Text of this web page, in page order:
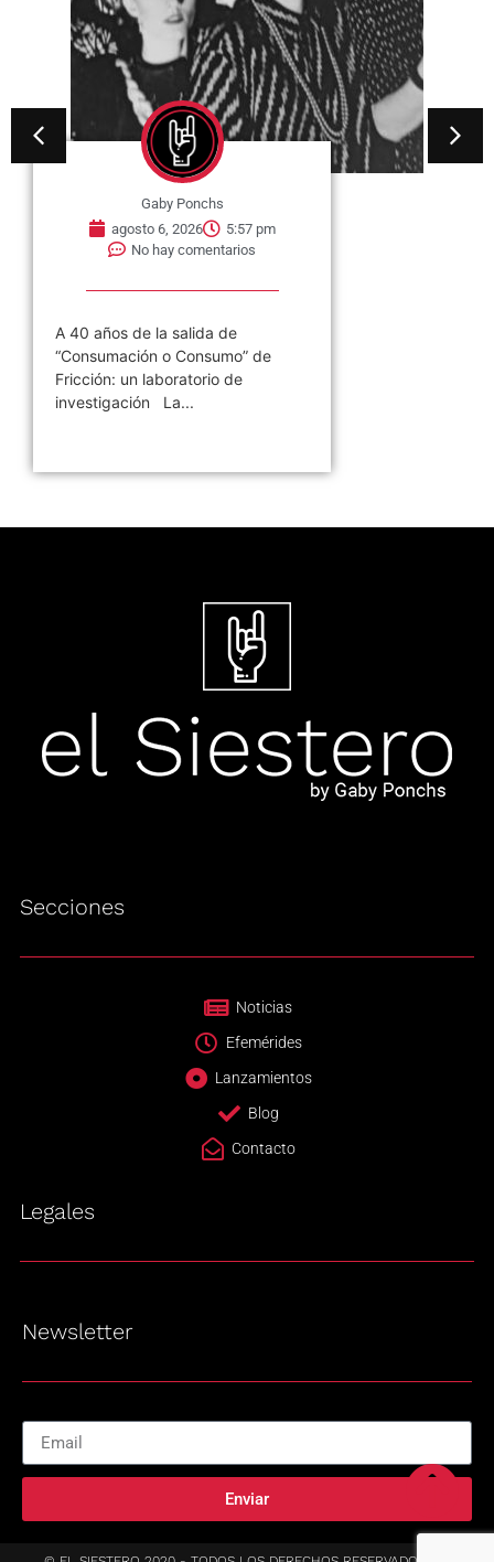
Gaby Ponchs
agosto 6, 2026
5:57 pm
No hay comentarios
A 40 años de la salida de
“Consumación o Consumo” de
Fricción: un laboratorio de
investigación La...
Secciones
Noticias
Efemérides
Lanzamientos
Blog
Contacto
Legales
Newsletter
Enviar